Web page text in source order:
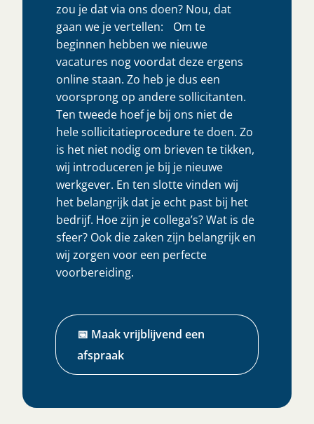
zou je dat via ons doen? Nou, dat
gaan we je vertellen: Om te
beginnen hebben we nieuwe
vacatures nog voordat deze ergens
online staan. Zo heb je dus een
voorsprong op andere sollicitanten.
Ten tweede hoef je bij ons niet de
hele sollicitatieprocedure te doen. Zo
is het niet nodig om brieven te tikken,
wij introduceren je bij je nieuwe
werkgever. En ten slotte vinden wij
het belangrijk dat je echt past bij het
bedrijf. Hoe zijn je collega’s? Wat is de
sfeer? Ook die zaken zijn belangrijk en
wij zorgen voor een perfecte
voorbereiding.
📅 Maak vrijblijvend een
afspraak